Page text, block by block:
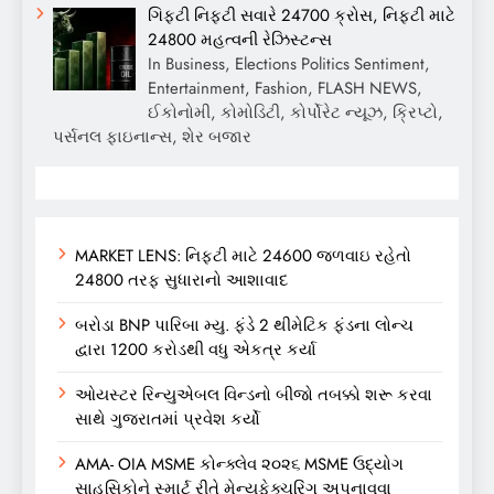
ગિફ્ટી નિફ્ટી સવારે 24700 ક્રોસ, નિફ્ટી માટે
24800 મહત્વની રેઝિસ્ટન્સ
In Business, Elections Politics Sentiment,
Entertainment, Fashion, FLASH NEWS,
ઈકોનોમી, કોમોડિટી, કોર્પોરેટ ન્યૂઝ, ક્રિપ્ટો,
પર્સનલ ફાઇનાન્સ, શેર બજાર
MARKET LENS: નિફ્ટી માટે 24600 જળવાઇ રહેતો
24800 તરફ સુધારાનો આશાવાદ
બરોડા BNP પારિબા મ્યુ. ફંડે 2 થીમેટિક ફંડના લોન્ચ
દ્વારા 1200 કરોડથી વધુ એકત્ર કર્યા
ઓયસ્ટર રિન્યુએબલ વિન્ડનો બીજો તબક્કો શરૂ કરવા
સાથે ગુજરાતમાં પ્રવેશ કર્યો
AMA- OIA MSME કોન્ક્લેવ ૨૦૨૬ MSME ઉદ્યોગ
સાહસિકોને સ્માર્ટ રીતે મેન્યુફેક્ચરિંગ અપનાવવા